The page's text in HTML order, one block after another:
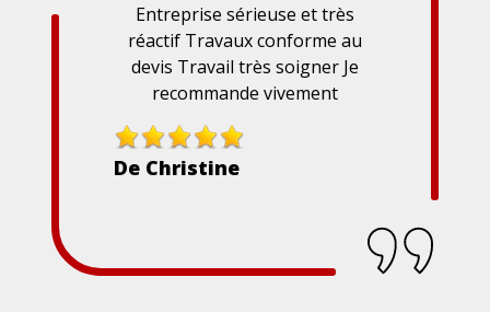
Entreprise sérieuse et très
réactif Travaux conforme au
devis Travail très soigner Je
recommande vivement
De Christine